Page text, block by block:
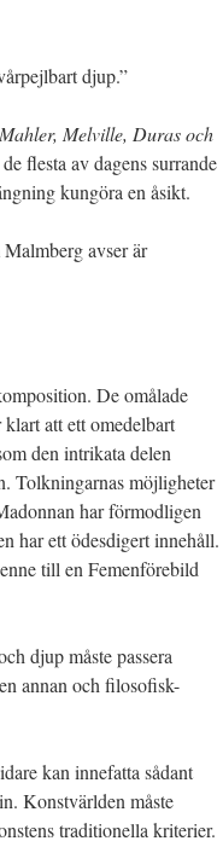
djup.”
Melville, Duras och
flesta av dagens surrande
kungöra en åsikt.
avser är
De omålade
att ett omedelbart
den intrikata delen
Tolkningarnas möjligheter
har förmodligen
har ett ödesdigert innehåll.
till en Femenförebild
djup måste passera
annan och filosofisk-
kan innefatta sådant
Konstvärlden måste
traditionella kriterier.